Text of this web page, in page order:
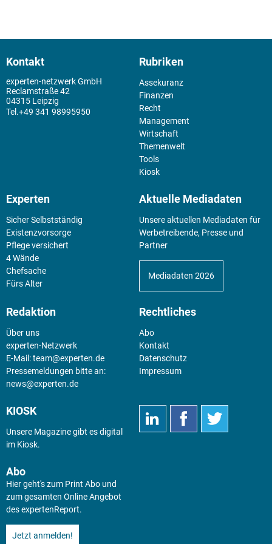
Kontakt
experten-netzwerk GmbH
Reclamstraße 42
04315 Leipzig
+49 341 98995950
Rubriken
Assekuranz
Finanzen
Recht
Management
Wirtschaft
Themenwelt
Tools
Kiosk
Experten
Sicher Selbstständig
Existenz­vorsorge
Pflege versichert
4 Wände
Chefsache
Fürs Alter
Aktuelle Mediadaten
Unsere aktuellen Mediadaten für
Werbetreibende, Presse und
Partner
Mediadaten 2026
Redaktion
Über uns
experten-Netzwerk
E-Mail:team@experten.de
Pressemeldungen bitte an:
news@experten.de
Rechtliches
Abo
Kontakt
Datenschutz
Impressum
KIOSK
Unsere Magazine gibt es digital
im Kiosk.
Abo
Hier geht's zum Print Abo und
zum gesamten Online Angebot
des expertenReport.
Jetzt anmelden!